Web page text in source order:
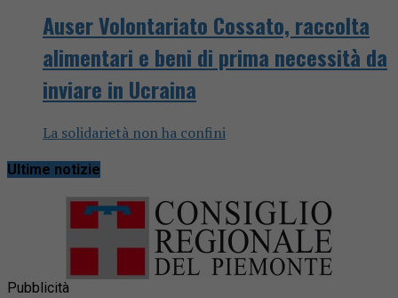
Auser Volontariato Cossato, raccolta
alimentari e beni di prima necessità da
inviare in Ucraina
La solidarietà non ha confini
Ultime notizie
Pubblicità